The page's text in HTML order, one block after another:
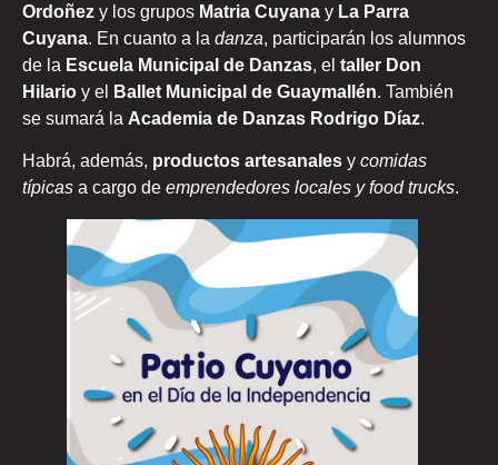
Ordoñez y los grupos Matria Cuyana y La Parra
Cuyana. En cuanto a la danza, participarán los alumnos
de la Escuela Municipal de Danzas, el taller Don
Hilario y el Ballet Municipal de Guaymallén. También
se sumará la Academia de Danzas Rodrigo Díaz.
Habrá, además, productos artesanales y comidas
típicas a cargo de emprendedores locales y food trucks.